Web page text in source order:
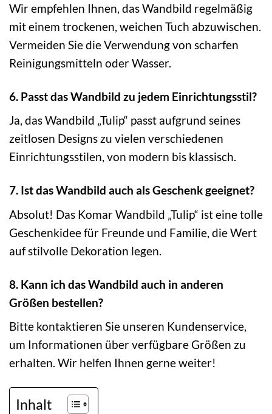
Wir empfehlen Ihnen, das Wandbild regelmäßig
mit einem trockenen, weichen Tuch abzuwischen.
Vermeiden Sie die Verwendung von scharfen
Reinigungsmitteln oder Wasser.
6. Passt das Wandbild zu jedem Einrichtungsstil?
Ja, das Wandbild „Tulip“ passt aufgrund seines
zeitlosen Designs zu vielen verschiedenen
Einrichtungsstilen, von modern bis klassisch.
7. Ist das Wandbild auch als Geschenk geeignet?
Absolut! Das Komar Wandbild „Tulip“ ist eine tolle
Geschenkidee für Freunde und Familie, die Wert
auf stilvolle Dekoration legen.
8. Kann ich das Wandbild auch in anderen
Größen bestellen?
Bitte kontaktieren Sie unseren Kundenservice,
um Informationen über verfügbare Größen zu
erhalten. Wir helfen Ihnen gerne weiter!
Inhalt